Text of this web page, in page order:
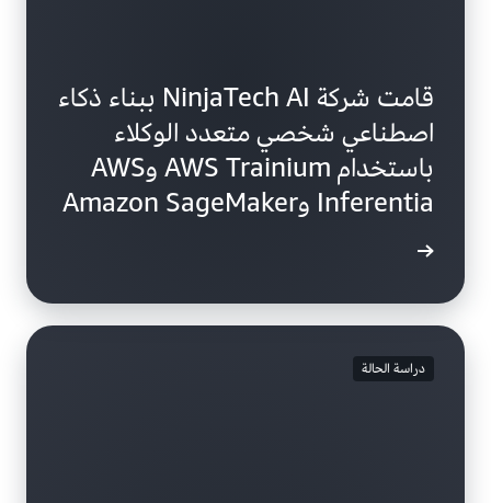
قامت شركة NinjaTech AI ببناء ذكاء
اصطناعي شخصي متعدد الوكلاء
باستخدام AWS Trainium وAWS
Inferentia وAmazon SageMaker
دراسة الحالة